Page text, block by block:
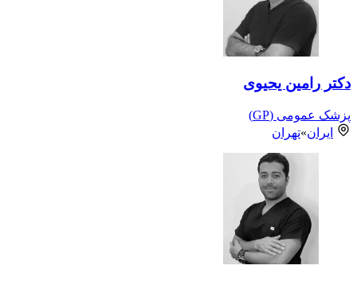
دکتر رامین یحیوی
پزشک عمومی (GP)
ایران»تهران